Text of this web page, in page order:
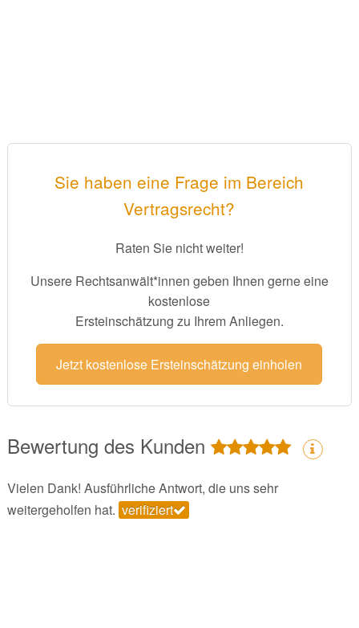
Sie haben eine Frage im Bereich
Vertragsrecht?
Raten Sie nicht weiter!
Unsere Rechtsanwält*innen geben Ihnen gerne eine
kostenlose
Ersteinschätzung zu Ihrem Anliegen.
Jetzt kostenlose Ersteinschätzung einholen
Bewertung des Kunden
Vielen Dank! Ausführliche Antwort, die uns sehr
weitergeholfen hat. verifiziert